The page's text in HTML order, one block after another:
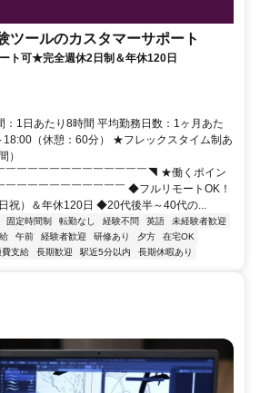
ツールのカスタマーサポート
ト可★完全週休2日制＆年休120日
：1日あたり8時間 平均勤務日数：1ヶ月あた
18:00（休憩：60分） ★フレックスタイム制あ
）
￣￣￣￣￣￣￣￣￣￣￣￣￣◥ ★働くポイン
￣￣￣￣￣￣￣￣￣￣￣ ◆フルリモートOK！
祝）＆年休120日 ◆20代後半～40代の...
固定時間制 転勤なし 経験不問 英語
未経験者歓迎
午前 経験者歓迎 研修あり 夕方
在宅OK
費支給 長期歓迎 駅近5分以内 長期休暇あり